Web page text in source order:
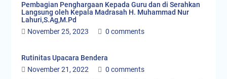
Pembagian Penghargaan Kepada Guru dan di Serahkan
Langsung oleh Kepala Madrasah H. Muhammad Nur
Lahuri,S.Ag,M.Pd
November 25, 2023
0 comments
Rutinitas Upacara Bendera
November 21, 2022
0 comments